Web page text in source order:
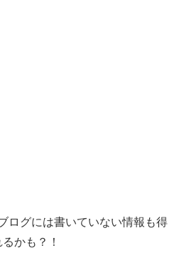
ログには書いていない情報も得
るかも？！